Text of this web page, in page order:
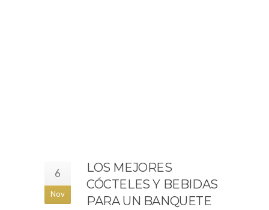
6
Nov
LOS MEJORES
CÓCTELES Y BEBIDAS
PARA UN BANQUETE